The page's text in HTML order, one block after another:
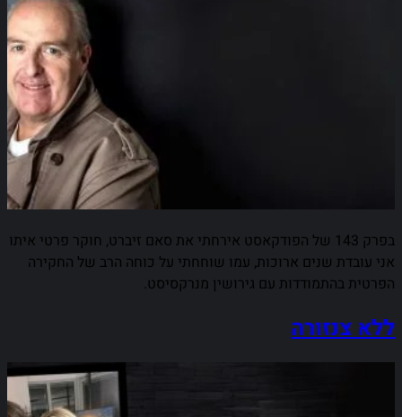
בפרק 143 של הפודקאסט אירחתי את סאם זיברט, חוקר פרטי איתו
אני עובדת שנים ארוכות, עמו שוחחתי על כוחה הרב של החקירה
הפרטית בהתמודדות עם גירושין מנרקסיסט.
ללא צנזורה